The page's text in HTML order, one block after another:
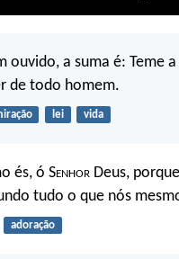
ouvido, a suma é: Teme
de todo homem.
lei vida
és, ó Senhor Deus,
tudo o que nós
adoração